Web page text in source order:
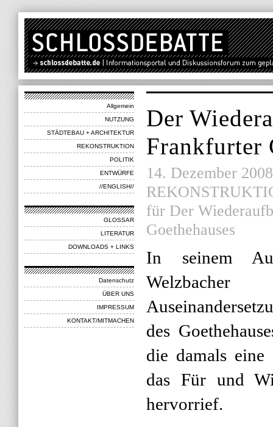
Allgemein
NUTZUNG
STÄDTEBAU + ARCHITEKTUR
REKONSTRUKTION
POLITIK
ENTWÜRFE
//ENGLISH//
GLOSSAR
LITERATUR
DOWNLOADS + LINKS
Datenschutz
ÜBER UNS
IMPRESSUM
KONTAKT/MITMACHEN
Der
Frankfurter
14. Dezember
für Der
Goethehauses
In seinem
des
die damals eine
das Für und
hervorrief.